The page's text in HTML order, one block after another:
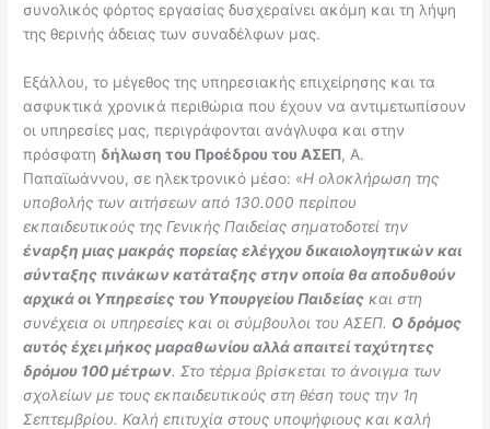
συνολικός φόρτος εργασίας δυσχεραίνει ακόμη και τη λήψη
της θερινής άδειας των συναδέλφων μας.
Εξάλλου, το μέγεθος της υπηρεσιακής επιχείρησης και τα
ασφυκτικά χρονικά περιθώρια που έχουν να αντιμετωπίσουν
οι υπηρεσίες μας, περιγράφονται ανάγλυφα και στην
πρόσφατη δήλωση του Προέδρου του ΑΣΕΠ, Α.
Παπαϊωάννου, σε ηλεκτρονικό μέσο: «H ολοκλήρωση της
υποβολής των αιτήσεων από 130.000 περίπου
εκπαιδευτικούς της Γενικής Παιδείας σηματοδοτεί την
έναρξη μιας μακράς πορείας ελέγχου δικαιολογητικών και
σύνταξης πινάκων κατάταξης στην οποία θα αποδυθούν
αρχικά οι Υπηρεσίες του Υπουργείου Παιδείας και στη
συνέχεια οι υπηρεσίες και οι σύμβουλοι του ΑΣΕΠ. Ο δρόμος
αυτός έχει μήκος μαραθωνίου αλλά απαιτεί ταχύτητες
δρόμου 100 μέτρων. Στο τέρμα βρίσκεται το άνοιγμα των
σχολείων με τους εκπαιδευτικούς στη θέση τους την 1η
Σεπτεμβρίου. Καλή επιτυχία στους υποψήφιους και καλή